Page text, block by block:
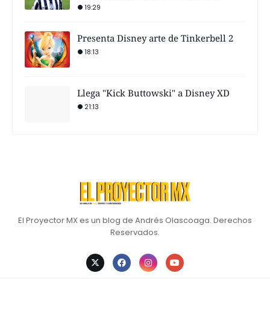
19:29
Presenta Disney arte de Tinkerbell 2
18:13
Llega "Kick Buttowski" a Disney XD
21:13
El Proyector MX es un blog de Andrés Olascoaga. Derechos
Reservados.